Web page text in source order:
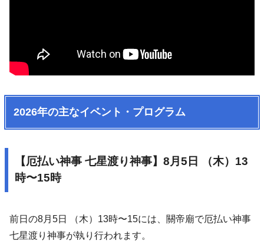
2026年の主なイベント・プログラム
【厄払い神事 七星渡り神事】8月5日 （木）13
時〜15時
前日の8月5日 （木）13時〜15には、關帝廟で厄払い神事
七星渡り神事が執り行われます。